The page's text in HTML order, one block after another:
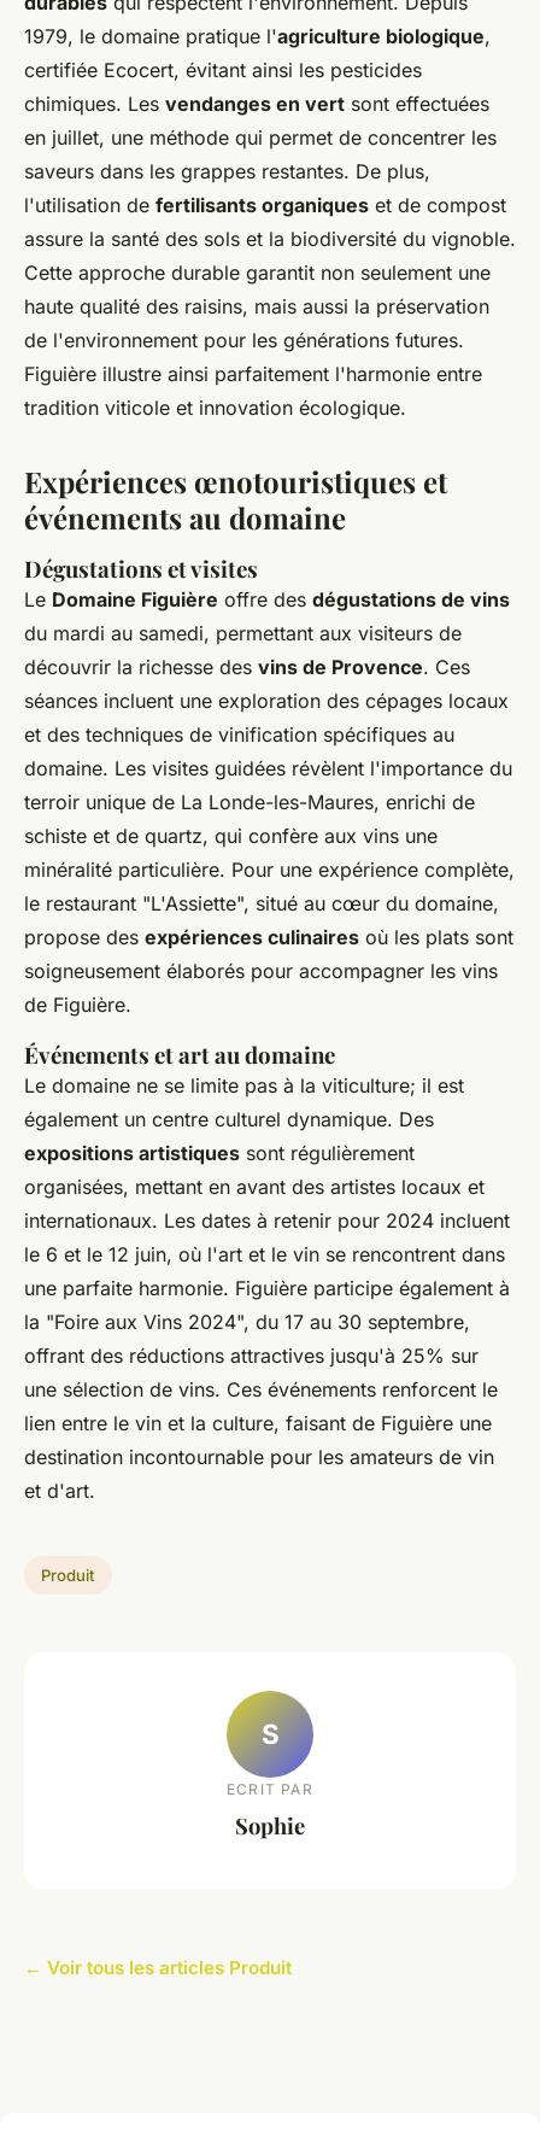
1979, le domaine pratique l'agriculture biologique,
certifiée Ecocert, évitant ainsi les pesticides
chimiques. Les vendanges en vert sont effectuées
en juillet, une méthode qui permet de concentrer les
saveurs dans les grappes restantes. De plus,
l'utilisation de fertilisants organiques et de compost
assure la santé des sols et la biodiversité du vignoble.
Cette approche durable garantit non seulement une
haute qualité des raisins, mais aussi la préservation
de l'environnement pour les générations futures.
Figuière illustre ainsi parfaitement l'harmonie entre
tradition viticole et innovation écologique.
Expériences œnotouristiques et
événements au domaine
Dégustations et visites
Le Domaine Figuière offre des dégustations de vins
du mardi au samedi, permettant aux visiteurs de
découvrir la richesse des vins de Provence. Ces
séances incluent une exploration des cépages locaux
et des techniques de vinification spécifiques au
domaine. Les visites guidées révèlent l'importance du
terroir unique de La Londe-les-Maures, enrichi de
schiste et de quartz, qui confère aux vins une
minéralité particulière. Pour une expérience complète,
le restaurant "L'Assiette", situé au cœur du domaine,
propose des expériences culinaires où les plats sont
soigneusement élaborés pour accompagner les vins
de Figuière.
Événements et art au domaine
Le domaine ne se limite pas à la viticulture; il est
également un centre culturel dynamique. Des
expositions artistiques sont régulièrement
organisées, mettant en avant des artistes locaux et
internationaux. Les dates à retenir pour 2024 incluent
le 6 et le 12 juin, où l'art et le vin se rencontrent dans
une parfaite harmonie. Figuière participe également à
la "Foire aux Vins 2024", du 17 au 30 septembre,
offrant des réductions attractives jusqu'à 25% sur
une sélection de vins. Ces événements renforcent le
lien entre le vin et la culture, faisant de Figuière une
destination incontournable pour les amateurs de vin
et d'art.
Produit
S
ECRIT PAR
Sophie
← Voir tous les articles Produit